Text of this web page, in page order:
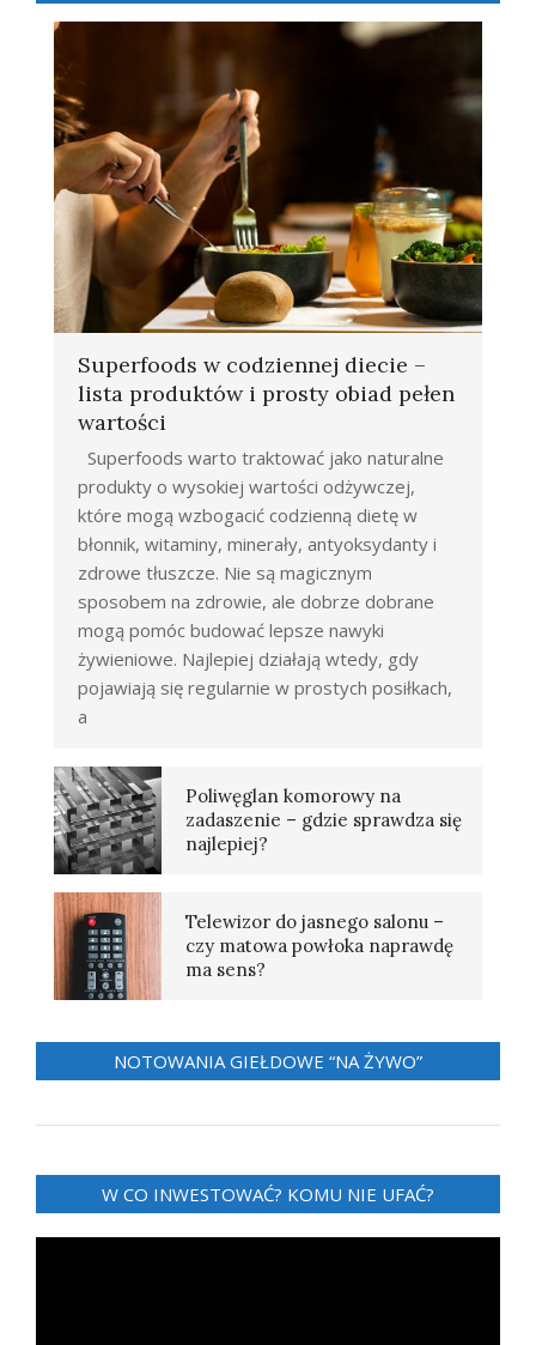
Superfoods w codziennej diecie –
lista produktów i prosty obiad pełen
wartości
Superfoods warto traktować jako naturalne
produkty o wysokiej wartości odżywczej,
które mogą wzbogacić codzienną dietę w
błonnik, witaminy, minerały, antyoksydanty i
zdrowe tłuszcze. Nie są magicznym
sposobem na zdrowie, ale dobrze dobrane
mogą pomóc budować lepsze nawyki
żywieniowe. Najlepiej działają wtedy, gdy
pojawiają się regularnie w prostych posiłkach,
a
Poliwęglan komorowy na
zadaszenie – gdzie sprawdza się
najlepiej?
Telewizor do jasnego salonu –
czy matowa powłoka naprawdę
ma sens?
NOTOWANIA GIEŁDOWE “NA ŻYWO”
W CO INWESTOWAĆ? KOMU NIE UFAĆ?